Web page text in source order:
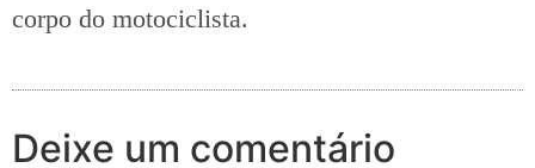
corpo do motociclista.
Deixe um comentário